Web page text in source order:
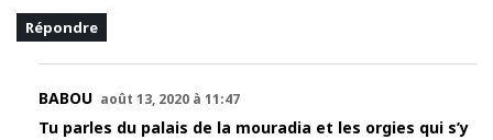
Répondre
BABOU août 13, 2020 à 11:47
Tu parles du palais de la mouradia et les orgies qui s’y